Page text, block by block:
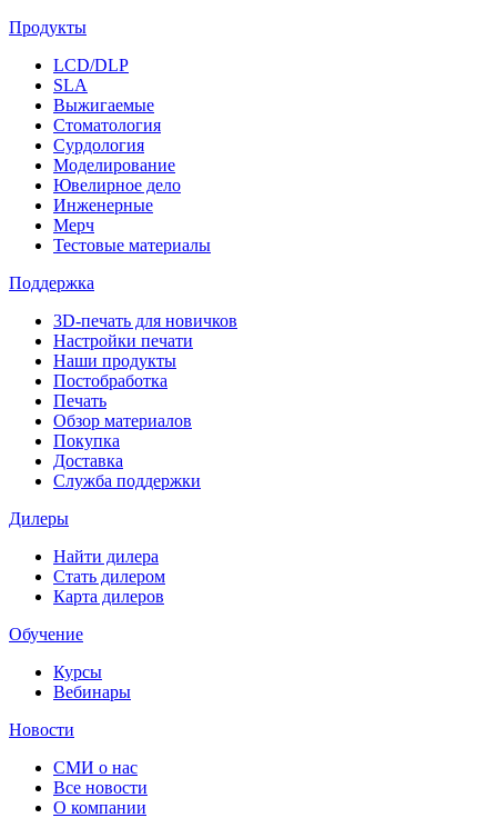
Продукты
LCD/DLP
SLA
Выжигаемые
Стоматология
Сурдология
Моделирование
Ювелирное дело
Инженерные
Мерч
Тестовые материалы
Поддержка
3D-печать для новичков
Настройки печати
Наши продукты
Постобработка
Печать
Обзор материалов
Покупка
Доставка
Служба поддержки
Дилеры
Найти дилера
Cтать дилером
Карта дилеров
Обучение
Курсы
Вебинары
Новости
СМИ о нас
Все новости
О компании